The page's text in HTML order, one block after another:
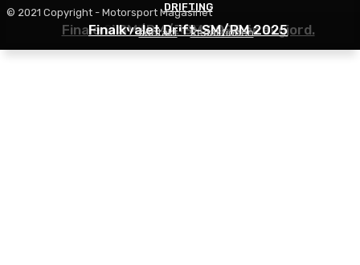
DRIFTING
SDC-Premiär Tierp Arena
DRIFTING
Finalen i SM/RM/JSM 2025 är avgjord.
DRIFTING
Finalkvalet Drift-SM/RM 2025
© 2021 Copyright - Motorsport Magasinet
Kontakt
Redaktionen